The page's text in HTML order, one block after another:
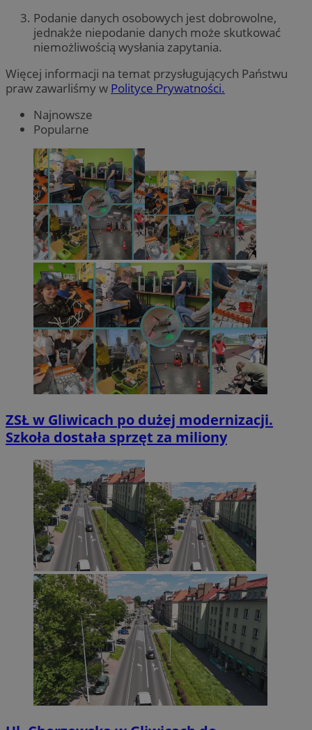
Podanie danych osobowych jest dobrowolne,
jednakże niepodanie danych może skutkować
niemożliwością wysłania zapytania.
Więcej informacji na temat przysługujących Państwu
praw zawarliśmy w Polityce Prywatności.
Najnowsze
Popularne
ZSŁ w Gliwicach po dużej modernizacji.
Szkoła dostała sprzęt za miliony